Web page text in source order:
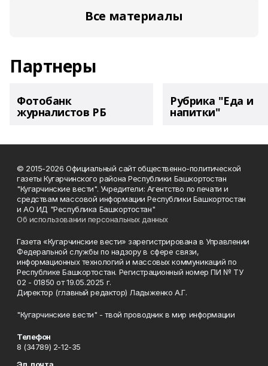
Все материалы
Партнеры
Фотобанк
журналистов РБ
Рубрика "Еда и
напитки"
© 2015-2026 Официальный сайт общественно-политической
газеты Кугарчинского района Республики Башкортостан
"Кугарчинские вести". Учредители: Агентство по печати и
средствам массовой информации Республики Башкортостан
и АО ИД "Республика Башкортостан"
Об использовании персональных данных
Газета «Кугарчинские вести» зарегистрирована в Управлении
Федеральной службы по надзору в сфере связи,
информационных технологий и массовых коммуникаций по
Республике Башкортостан. Регистрационный номер ПИ № ТУ
02 - 01850 от 19.05.2025 г.
Директор (главный редактор) Ладыженко А.Г.
"Кугарчинские вести" - твой проводник в мир информации
Телефон
8 (34789) 2-12-35